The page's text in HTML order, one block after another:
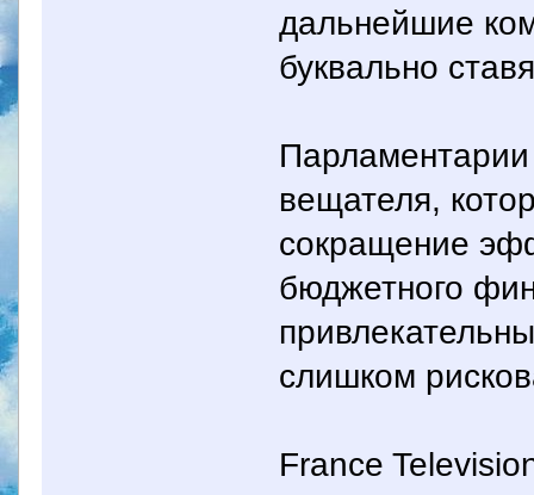
дальнейшие
буквально
вещателя,
сокращение
бюджетного
слишком
France